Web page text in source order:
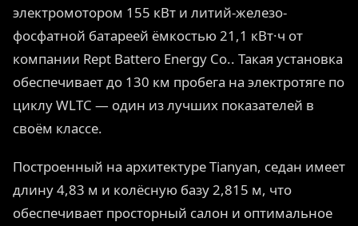
электромотором 155 кВт и литий-железо-
фосфатной батареей ёмкостью 21,1 кВт·ч от
компании Rept Battero Energy Co.. Такая установка
обеспечивает до 130 км пробега на электротяге по
циклу WLTC — один из лучших показателей в
своём классе.
Построенный на архитектуре Tianyan, седан имеет
длину 4,83 м и колёсную базу 2,815 м, что
обеспечивает просторный салон и оптимальное